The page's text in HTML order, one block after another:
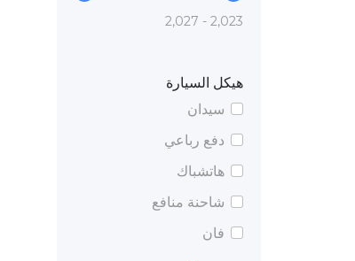
2,023 - 2,027
هيكل السيارة
سيدان
دفع رباعي
هاتشباك
شاحنة منافع
فان